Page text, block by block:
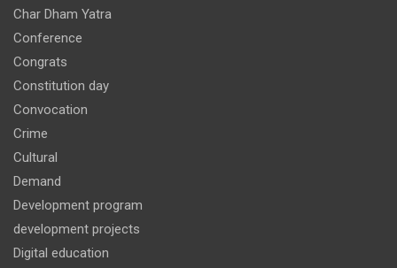
Char Dham Yatra
Conference
Congrats
Constitution day
Convocation
Crime
Cultural
Demand
Development program
development projects
Digital education